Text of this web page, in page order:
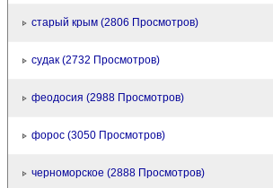
старый крым (2806 Просмотров)
судак (2732 Просмотров)
феодосия (2988 Просмотров)
форос (3050 Просмотров)
черноморское (2888 Просмотров)